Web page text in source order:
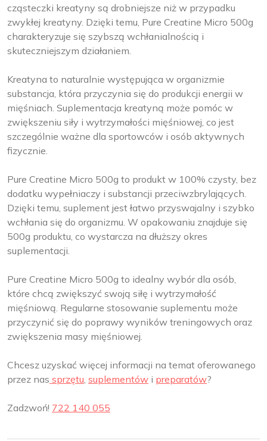
cząsteczki kreatyny są drobniejsze niż w przypadku
zwykłej kreatyny. Dzięki temu, Pure Creatine Micro 500g
charakteryzuje się szybszą wchłanialnością i
skuteczniejszym działaniem.
Kreatyna to naturalnie występująca w organizmie
substancja, która przyczynia się do produkcji energii w
mięśniach. Suplementacja kreatyną może pomóc w
zwiększeniu siły i wytrzymałości mięśniowej, co jest
szczególnie ważne dla sportowców i osób aktywnych
fizycznie.
Pure Creatine Micro 500g to produkt w 100% czysty, bez
dodatku wypełniaczy i substancji przeciwzbrylających.
Dzięki temu, suplement jest łatwo przyswajalny i szybko
wchłania się do organizmu. W opakowaniu znajduje się
500g produktu, co wystarcza na dłuższy okres
suplementacji.
Pure Creatine Micro 500g to idealny wybór dla osób,
które chcą zwiększyć swoją siłę i wytrzymałość
mięśniową. Regularne stosowanie suplementu może
przyczynić się do poprawy wyników treningowych oraz
zwiększenia masy mięśniowej.
Chcesz uzyskać więcej informacji na temat oferowanego
przez nas sprzętu, suplementów i preparatów?
Zadzwoń! 722 140 055